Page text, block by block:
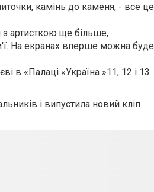
камінь до каменя, - все це
з артисткою ще більше,
На екранах вперше можна буде
в «Палаці «Україна »11, 12 і 13
і випустила новий кліп